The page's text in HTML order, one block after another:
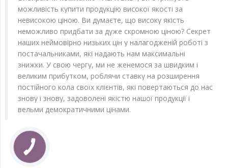
можливість купити продукцію високої якості за
невисокою ціною. Ви думаєте, що високу якість
неможливо придбати за дуже скромною ціною? Секрет
наших неймовірно низьких цін у налагодженій роботі з
постачальниками, які надають нам максимальні
знижки. У свою чергу, ми не женемося за швидким і
великим прибутком, роблячи ставку на розширення
постійного кола своїх клієнтів, які повертаються до нас
знову і знову, задоволені якістю нашої продукції і
вельми демократичними цінами.
КНОПКА
ЗВ'ЯЗКУ